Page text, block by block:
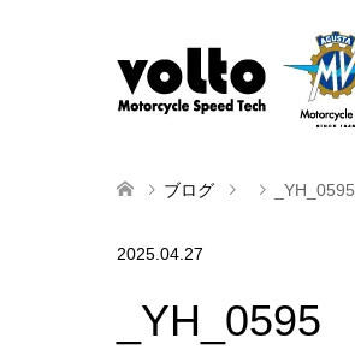
ブログ _YH_0595
2025.04.27
_YH_0595